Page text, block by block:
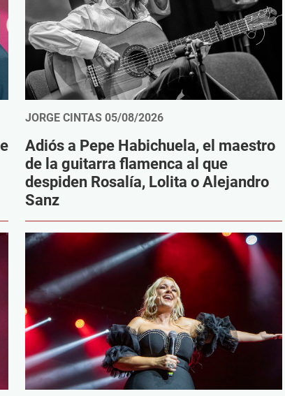
JORGE CINTAS 05/08/2026
Adiós a Pepe Habichuela, el maestro
de la guitarra flamenca al que
despiden Rosalía, Lolita o Alejandro
Sanz